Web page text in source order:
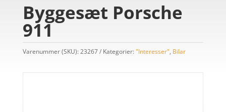
Byggesæt Porsche
911
Varenummer (SKU):23267 Kategorier:"Interesser", Bilar